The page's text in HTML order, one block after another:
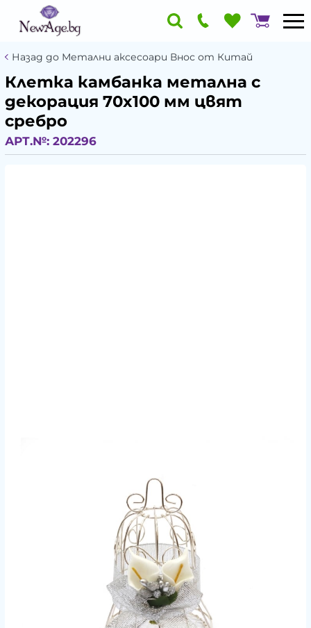
Назад до Метални аксесоари Внос от Китай
Клетка камбанка метална с
декорация 70x100 мм цвят
сребро
АРТ.№: 202296